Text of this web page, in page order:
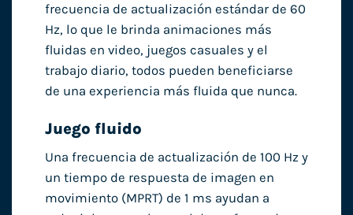
frecuencia de actualización estándar de 60
Hz, lo que le brinda animaciones más
fluidas en video, juegos casuales y el
trabajo diario, todos pueden beneficiarse
de una experiencia más fluida que nunca.
Juego fluido
Una frecuencia de actualización de 100 Hz y
un tiempo de respuesta de imagen en
movimiento (MPRT) de 1 ms ayudan a